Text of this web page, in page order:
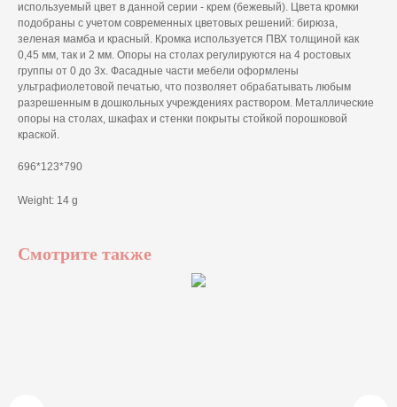
используемый цвет в данной серии - крем (бежевый). Цвета кромки
подобраны с учетом современных цветовых решений: бирюза,
зеленая мамба и красный. Кромка используется ПВХ толщиной как
0,45 мм, так и 2 мм. Опоры на столах регулируются на 4 ростовых
группы от 0 до 3х. Фасадные части мебели оформлены
ультрафиолетовой печатью, что позволяет обрабатывать любым
разрешенным в дошкольных учреждениях раствором. Металлические
опоры на столах, шкафах и стенки покрыты стойкой порошковой
краской.
696*123*790
Weight: 14 g
Смотрите также